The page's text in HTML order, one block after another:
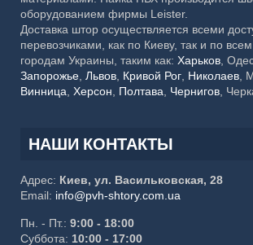
оборудованием фирмы Leister.
Доставка штор осуществляется всеми
перевозчиками, как по Киеву, так и по
городам Украины, таким как: Харьков ,
Запорожье Львов Кривой Рог Николаев ,
Винница Херсон Полтава Чернигов ,
Кременчуг, Луцк, Белая Церковь,
Ужгород, Славянск, Никополь, Бердянск,
НАШИ КОНТАКТЫ
Адрес: Киев, ул. Васильковская, 28
Email: info@pvh-shtory.com.ua
Пн. - Пт.: 9:00 - 18:00
Суббота: 10:00 - 17:00